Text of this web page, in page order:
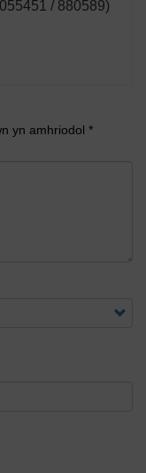
/ 880589)
yn amhriodol *